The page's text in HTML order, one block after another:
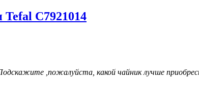
C7921014
,пожалуйста, какой чайник лучше